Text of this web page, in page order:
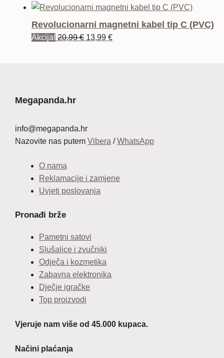
Revolucionarni magnetni kabel tip C (PVC)
Akcija! 20,99€ Izvorna
13,99 €Trenutna
Megapanda.hr
info@megapanda.hr
Nazovite nas putem Vibera /WhatsApp
O nama
Reklamacije i zamjene
Uvjeti poslovanja
Pronađi brže
Pametni satovi
Slušalice i zvučniki
Odječa i kozmetika
Zabavna elektronika
Dječje igračke
Top proizvodi
Vjeruje nam više od 45.000 kupaca.
Načini plaćanja